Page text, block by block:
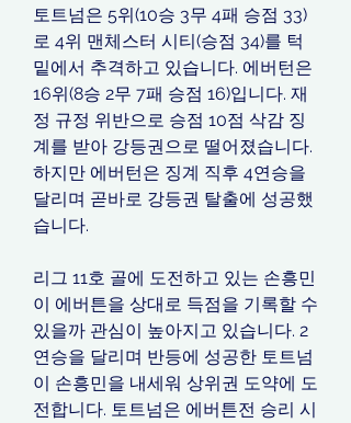
토트넘은 5위(10승 3무 4패 승점 33)
로 4위 맨체스터 시티(승점 34)를 턱
밑에서 추격하고 있습니다. 에버턴은
16위(8승 2무 7패 승점 16)입니다. 재
정 규정 위반으로 승점 10점 삭감 징
계를 받아 강등권으로 떨어졌습니다.
하지만 에버턴은 징계 직후 4연승을
달리며 곧바로 강등권 탈출에 성공했
습니다.
리그 11호 골에 도전하고 있는 손흥민
이 에버튼을 상대로 득점을 기록할 수
있을까 관심이 높아지고 있습니다. 2
연승을 달리며 반등에 성공한 토트넘
이 손흥민을 내세워 상위권 도약에 도
전합니다. 토트넘은 에버튼전 승리 시